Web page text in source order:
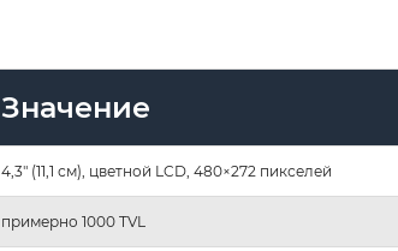
Значение
4,3″ (11,1 см), цветной LCD, 480×272 пикселей
примерно 1000 TVL